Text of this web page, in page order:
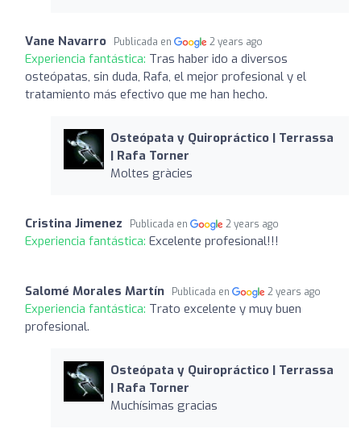
Vane Navarro Publicada en 2 years ago
Experiencia fantástica: Tras haber ido a diversos
osteópatas, sin duda, Rafa, el mejor profesional y el
tratamiento más efectivo que me han hecho.
Osteópata y Quiropráctico | Terrassa
| Rafa Torner
Moltes gràcies
Cristina Jimenez Publicada en 2 years ago
Experiencia fantástica: Excelente profesional!!!
Salomé Morales Martín Publicada en 2 years ago
Experiencia fantástica: Trato excelente y muy buen
profesional.
Osteópata y Quiropráctico | Terrassa
| Rafa Torner
Muchísimas gracias